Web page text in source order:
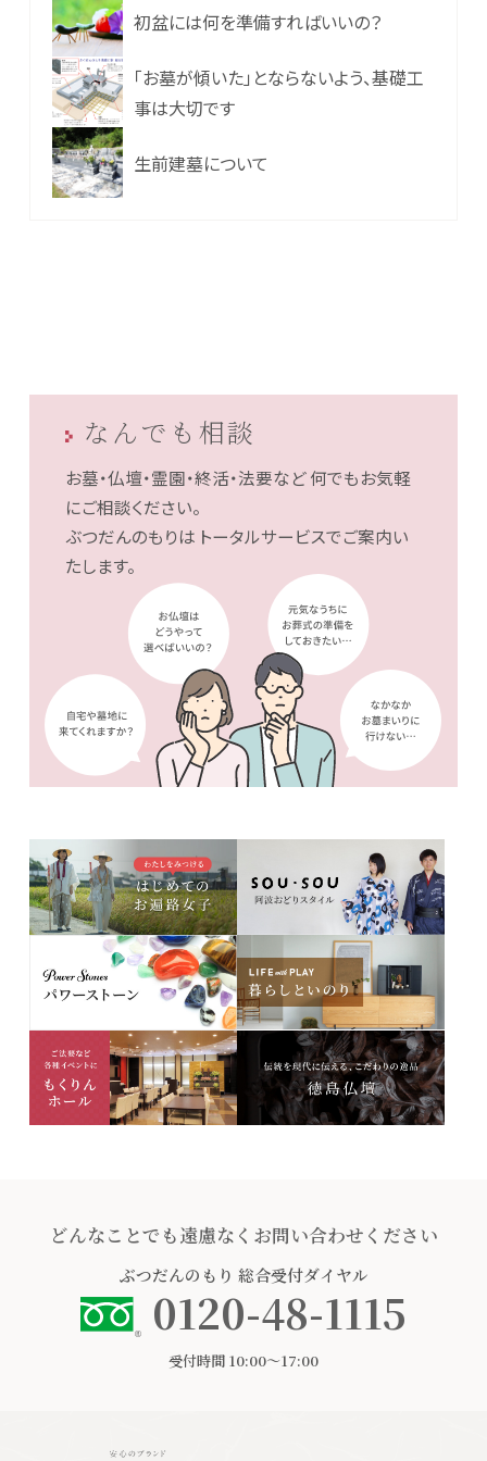
初盆には何を準備すればいいの？
「お墓が傾いた」とならないよう、基礎工
事は大切です
生前建墓について
なんでも相談
お墓・仏壇・霊園・終活・法要など何でもお気軽
にご相談ください。
ぶつだんのもりは トータルサービスでご案内い
たします。
どんなことでも遠慮なくお問い合わせください
ぶつだんのもり 総合受付ダイヤル
0120-48-1115
受付時間 10:00〜17:00